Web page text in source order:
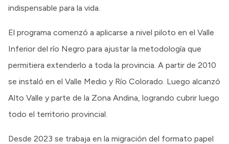
indispensable para la vida.
El programa comenzó a aplicarse a nivel piloto en el Valle
Inferior del río Negro para ajustar la metodología que
permitiera extenderlo a toda la provincia. A partir de 2010
se instaló en el Valle Medio y Río Colorado. Luego alcanzó
Alto Valle y parte de la Zona Andina, logrando cubrir luego
todo el territorio provincial.
Desde 2023 se trabaja en la migración del formato papel